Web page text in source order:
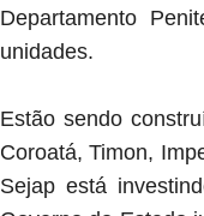
Departamento
unidades.
Estão sendo
Coroatá, Timon,
Sejap está